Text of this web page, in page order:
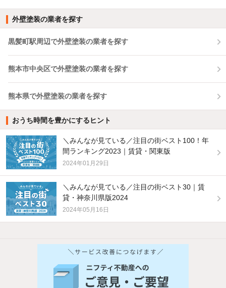
外壁塗装の業者を探す
黒髪町駅周辺で外壁塗装の業者を探す
熊本市中央区で外壁塗装の業者を探す
熊本県で外壁塗装の業者を探す
おうち時間を豊かにするヒント
＼みんなが見ている／注目の街ベスト100！年
間ランキング2023｜賃貸・関東版
2024年01月29日
＼みんなが見ている／注目の街ベスト30｜賃
貸・神奈川県版2024
2024年05月16日